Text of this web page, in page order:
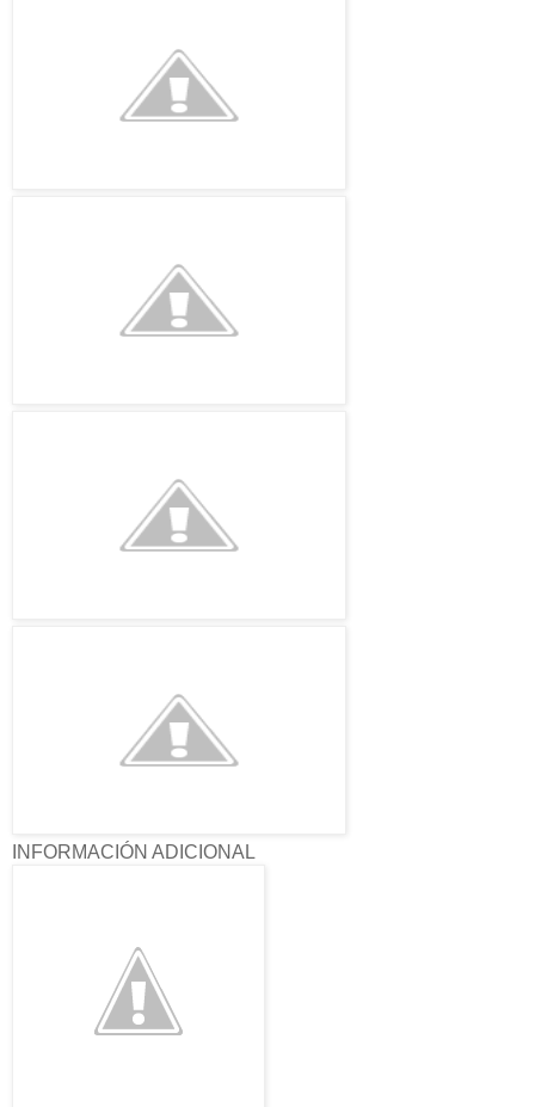
INFORMACIÓN ADICIONAL